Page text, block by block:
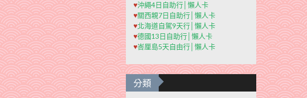
♥沖繩4日自助行│懶人卡
♥關西親7日自助行│懶人卡
♥北海道自駕9天行│懶人卡
♥德國13日自助行│懶人卡
♥峇厘島5天自由行│懶人卡
分類